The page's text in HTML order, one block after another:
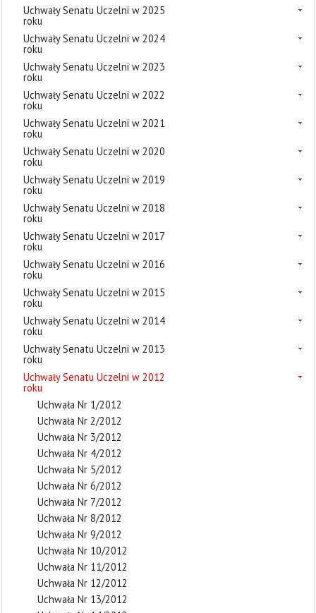
Uchwały Senatu Uczelni w 2025
roku
Uchwały Senatu Uczelni w 2024
roku
Uchwały Senatu Uczelni w 2023
roku
Uchwały Senatu Uczelni w 2022
roku
Uchwały Senatu Uczelni w 2021
roku
Uchwały Senatu Uczelni w 2020
roku
Uchwały Senatu Uczelni w 2019
roku
Uchwały Senatu Uczelni w 2018
roku
Uchwały Senatu Uczelni w 2017
roku
Uchwały Senatu Uczelni w 2016
roku
Uchwały Senatu Uczelni w 2015
roku
Uchwały Senatu Uczelni w 2014
roku
Uchwały Senatu Uczelni w 2013
roku
Uchwały Senatu Uczelni w 2012
roku
Uchwała Nr 1/2012
Uchwała Nr 2/2012
Uchwała Nr 3/2012
Uchwała Nr 4/2012
Uchwała Nr 5/2012
Uchwała Nr 6/2012
Uchwała Nr 7/2012
Uchwała Nr 8/2012
Uchwała Nr 9/2012
Uchwała Nr 10/2012
Uchwała Nr 11/2012
Uchwała Nr 12/2012
Uchwała Nr 13/2012